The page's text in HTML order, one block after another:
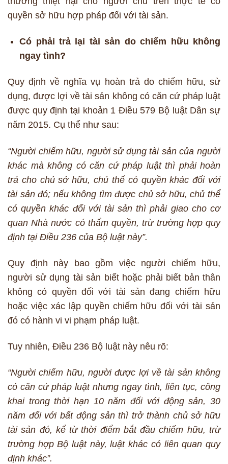
quyền sở hữu hợp pháp đối với tài sản.
Có phải trả lại tài sản do chiếm hữu không
ngay tình?
Quy định về nghĩa vụ hoàn trả do chiếm hữu, sử
dụng, được lợi về tài sản không có căn cứ pháp luật
được quy định tại khoản 1 Điều 579 Bộ luật Dân sự
năm 2015. Cụ thể như sau:
“Người chiếm hữu, người sử dụng tài sản của người
khác mà không có căn cứ pháp luật thì phải hoàn
trả cho chủ sở hữu, chủ thể có quyền khác đối với
tài sản đó; nếu không tìm được chủ sở hữu, chủ thể
có quyền khác đối với tài sản thì phải giao cho cơ
quan Nhà nước có thẩm quyền, trừ trường hợp quy
định tại Điều 236 của Bộ luật này”.
Quy định này bao gồm việc người chiếm hữu,
người sử dụng tài sản biết hoặc phải biết bản thân
không có quyền đối với tài sản đang chiếm hữu
hoặc việc xác lập quyền chiếm hữu đối với tài sản
đó có hành vi vi phạm pháp luật.
Tuy nhiên, Điều 236 Bộ luật này nêu rõ:
“Người chiếm hữu, người được lợi về tài sản không
có căn cứ pháp luật nhưng ngay tình, liên tục, công
khai trong thời hạn 10 năm đối với động sản, 30
năm đối với bất động sản thì trở thành chủ sở hữu
tài sản đó, kể từ thời điểm bắt đầu chiếm hữu, trừ
trường hợp Bộ luật này, luật khác có liên quan quy
định khác”.